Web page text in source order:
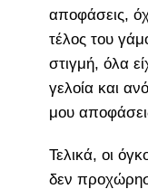
αποφάσεις,
τέλος του
στιγμή, όλα
γελοία και
μου
Τελικά, οι
δεν